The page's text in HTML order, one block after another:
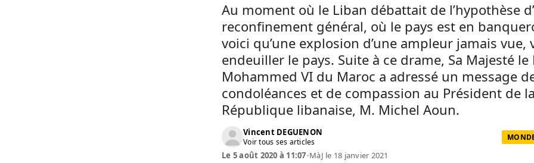
Au moment où le Liban débattait de l’hypothèse
reconfinement général, où le pays est en
voici qu’une explosion d’une ampleur jamais vue,
endeuiller le pays. Suite à ce drame, Sa Majesté le
Mohammed VI du Maroc a adressé un message
condoléances et de compassion au Président de
République libanaise, M. Michel Aoun.
Vincent DEGUENON
Voir tous ses articles
Le 5 août 2020 à 11:07•MàJ le 18 janvier 2021